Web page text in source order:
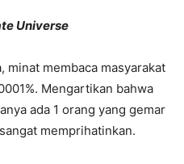
Universe
minat membaca masyarakat
Mengartikan bahwa
ada 1 orang yang gemar
memprihatinkan.